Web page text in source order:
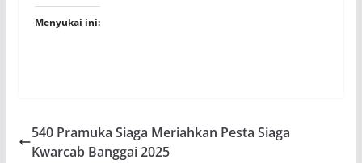
Menyukai ini:
540 Pramuka Siaga Meriahkan Pesta Siaga
Kwarcab Banggai 2025